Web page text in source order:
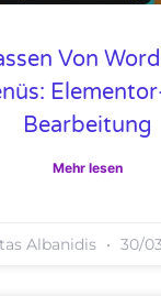
Von
Bearbeitung
Mehr lesen
Albanidis 30/